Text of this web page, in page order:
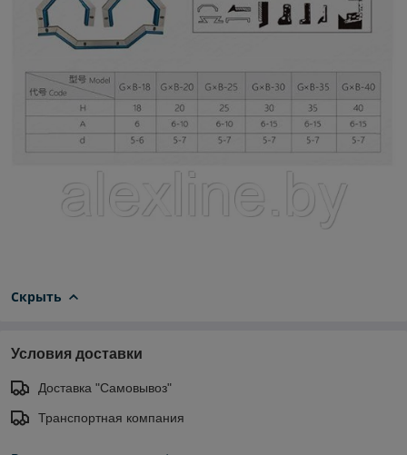
Скрыть
Условия доставки
Доставка "Самовывоз"
Транспортная компания